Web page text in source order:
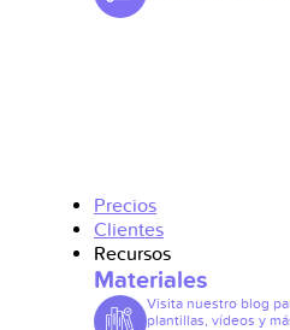
Precios
Clientes
Recursos
Materiales
Visita nuestro blog
plantillas, vídeos y